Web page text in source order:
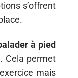
s’offrent
à pied
Cela permet
mais